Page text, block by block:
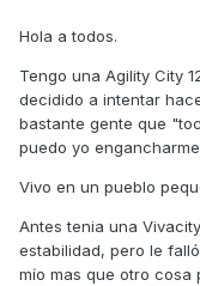
Hola a todos.
Tengo una Agility City
decidido a intentar
bastante gente que
puedo yo
Vivo en un pueblo
Antes tenia una
estabilidad, pero le
mío mas que otro cosa